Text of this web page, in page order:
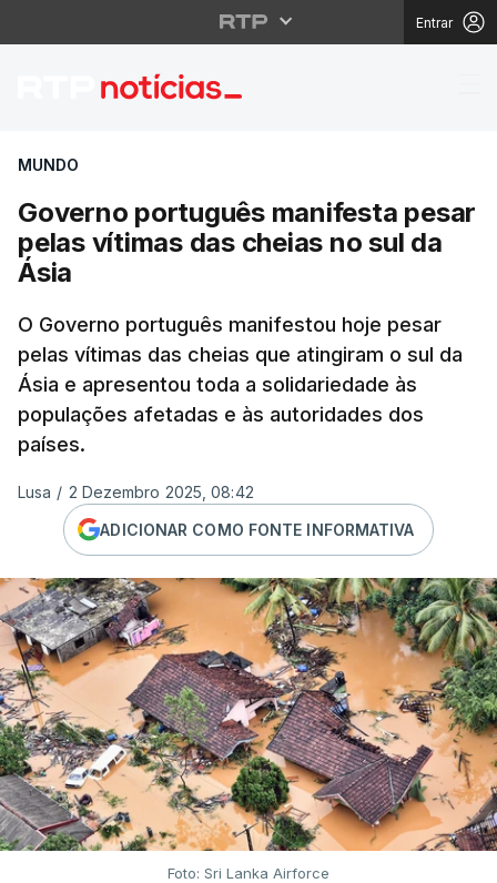
Entrar
Governo português
MUNDO
Governo português manifesta pesar
pelas vítimas das cheias no sul da
Ásia
O Governo português manifestou hoje pesar
pelas vítimas das cheias que atingiram o sul da
Ásia e apresentou toda a solidariedade às
populações afetadas e às autoridades dos
países.
Lusa / 2 Dezembro 2025, 08:42
ADICIONAR COMO FONTE INFORMATIVA
Foto: Sri Lanka Airforce